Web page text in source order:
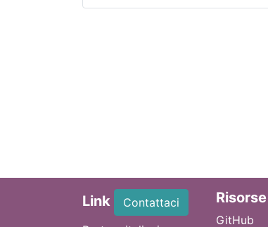
Link
Contattaci
Risorse
GitHub